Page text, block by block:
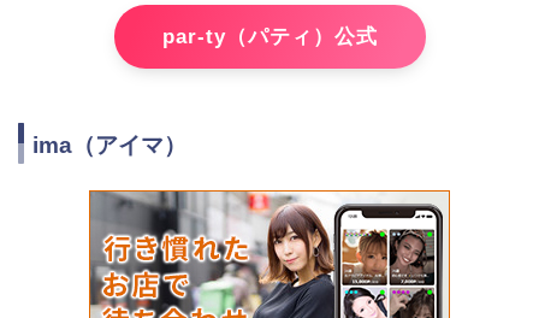
par-ty（パティ）公式
ima（アイマ）